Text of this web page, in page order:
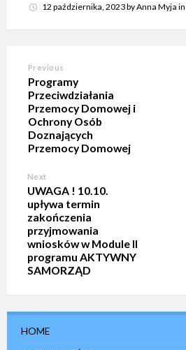
12 października, 2023byAnna Myja in
Previous
Programy
Przeciwdziałania
Przemocy Domowej i
Ochrony Osób
Doznających
Przemocy Domowej
Next
UWAGA ! 10.10.
upływa termin
zakończenia
przyjmowania
wniosków w Module II
programu AKTYWNY
SAMORZĄD
HOME